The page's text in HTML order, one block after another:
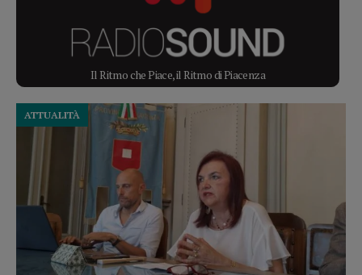
Il Ritmo che Piace, il Ritmo di Piacenza
ATTUALITÀ